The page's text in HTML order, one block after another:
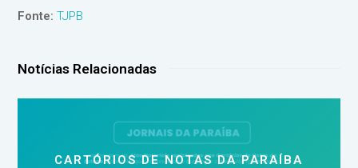
Fonte: TJPB
Notícias Relacionadas
CARTÓRIOS DE NOTAS DA PARAÍBA